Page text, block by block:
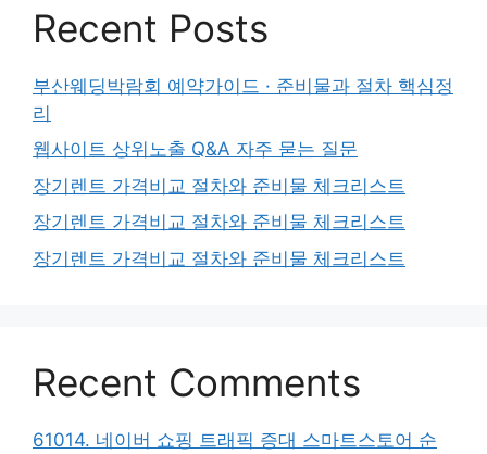
Recent Posts
부산웨딩박람회 예약가이드 · 준비물과 절차 핵심정
리
웹사이트 상위노출 Q&A 자주 묻는 질문
장기렌트 가격비교 절차와 준비물 체크리스트
장기렌트 가격비교 절차와 준비물 체크리스트
장기렌트 가격비교 절차와 준비물 체크리스트
Recent Comments
61014. 네이버 쇼핑 트래픽 증대 스마트스토어 순